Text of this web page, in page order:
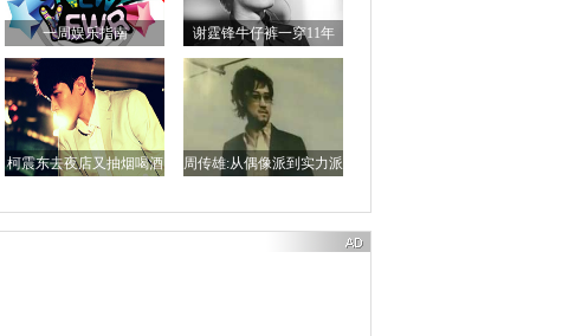
一周娱乐指南 谢霆锋牛仔裤一穿11年
柯震东去夜店又抽烟喝酒
周传雄:从偶像派到实力派